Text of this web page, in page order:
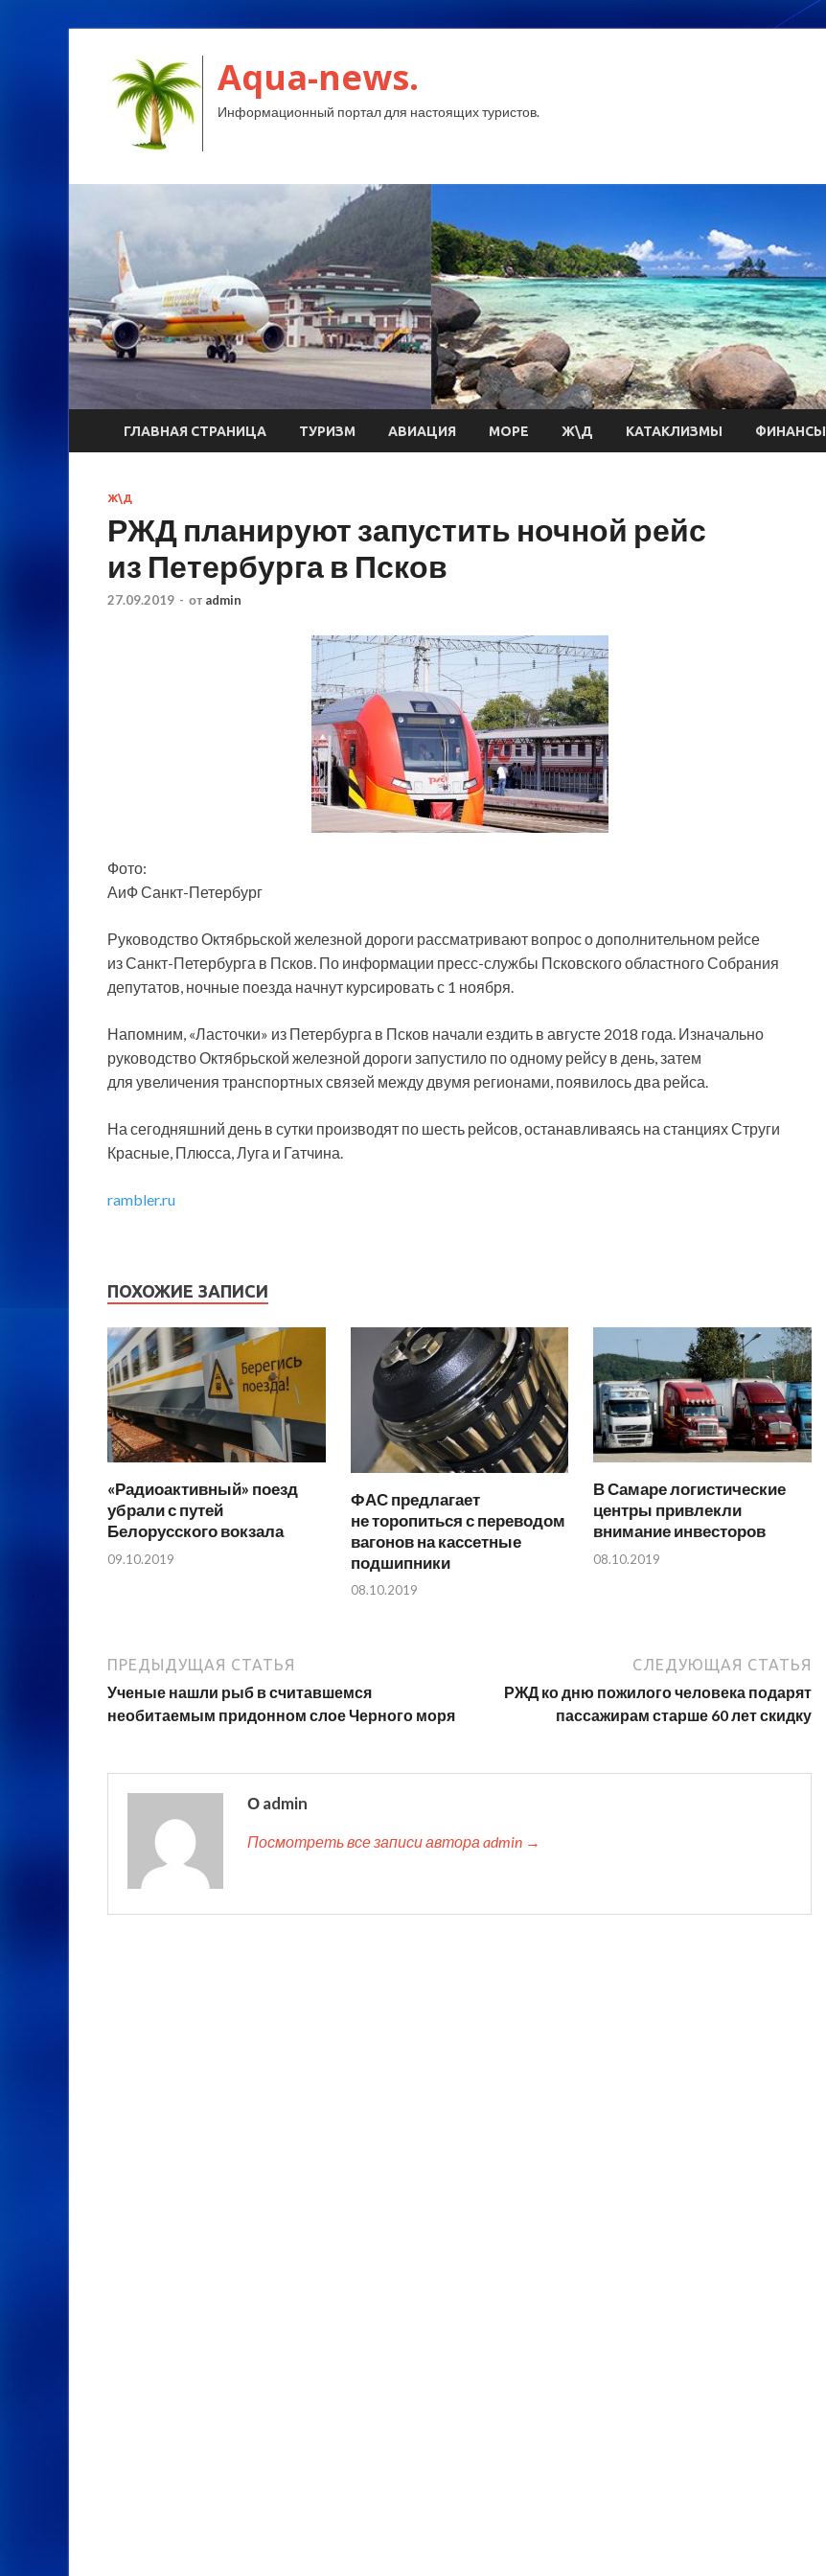
Aqua-news.
Информационный портал для настоящих туристов.
ГЛАВНАЯ СТРАНИЦА ТУРИЗМ АВИАЦИЯ МОРЕ Ж\Д КАТАКЛИЗМЫ ФИНАНСЫ
Ж\Д
РЖД планируют запустить ночной рейс
из Петербурга в Псков
27.09.2019 - от admin
Фото:
АиФ Санкт-Петербург
Руководство Октябрьской железной дороги рассматривают вопрос о дополнительном рейсе
из Санкт-Петербурга в Псков. По информации пресс-службы Псковского областного Собрания
депутатов, ночные поезда начнут курсировать с 1 ноября.
Напомним, «Ласточки» из Петербурга в Псков начали ездить в августе 2018 года. Изначально
руководство Октябрьской железной дороги запустило по одному рейсу в день, затем
для увеличения транспортных связей между двумя регионами, появилось два рейса.
На сегодняшний день в сутки производят по шесть рейсов, останавливаясь на станциях Струги
Красные, Плюсса, Луга и Гатчина.
rambler.ru
ПОХОЖИЕ ЗАПИСИ
«Радиоактивный» поезд
убрали с путей
Белорусского вокзала
09.10.2019
ФАС предлагает
не торопиться с переводом
вагонов на кассетные
подшипники
08.10.2019
В Самаре логистические
центры привлекли
внимание инвесторов
08.10.2019
ПРЕДЫДУЩАЯ СТАТЬЯ
Ученые нашли рыб в считавшемся
необитаемым придонном слое Черного моря
СЛЕДУЮЩАЯ СТАТЬЯ
РЖД ко дню пожилого человека подарят
пассажирам старше 60 лет скидку
О admin
Посмотреть все записи автора admin →